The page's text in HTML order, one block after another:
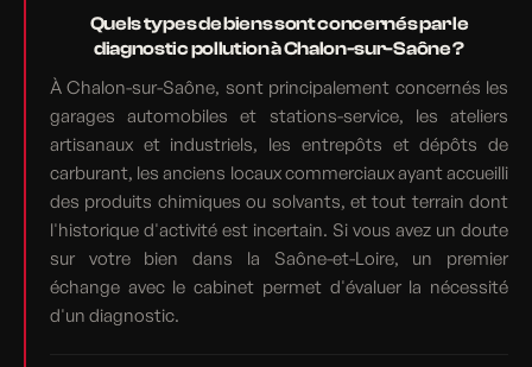
Quels types de biens sont concernés par le
diagnostic pollution à Chalon-sur-Saône ?
À Chalon-sur-Saône, sont principalement concernés les
garages automobiles et stations-service, les ateliers
artisanaux et industriels, les entrepôts et dépôts de
carburant, les anciens locaux commerciaux ayant accueilli
des produits chimiques ou solvants, et tout terrain dont
l'historique d'activité est incertain. Si vous avez un doute
sur votre bien dans la Saône-et-Loire, un premier
échange avec le cabinet permet d'évaluer la nécessité
d'un diagnostic.